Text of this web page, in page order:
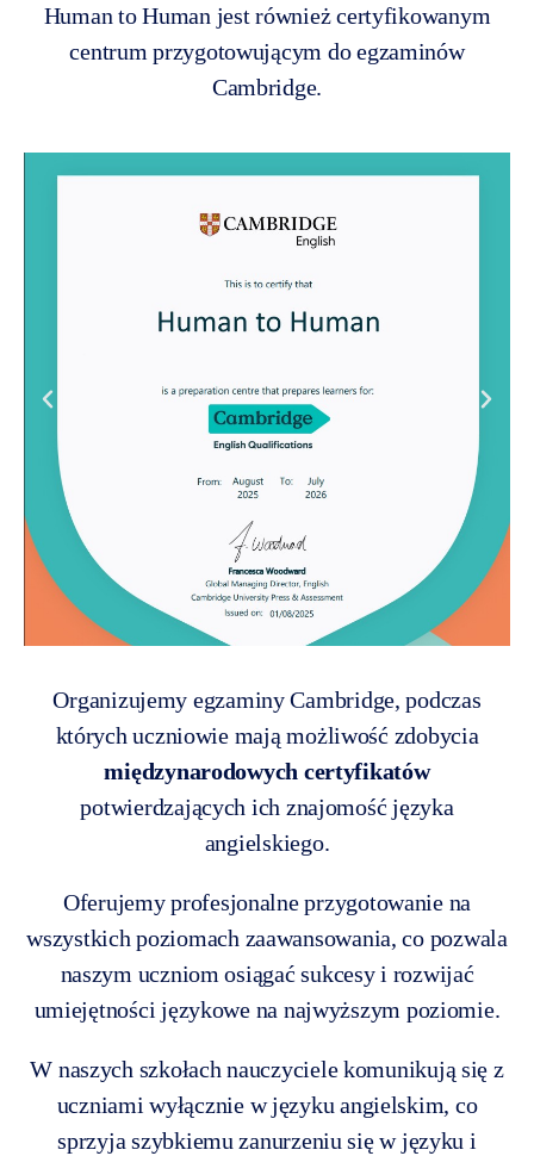
Human to Human jest również certyfikowanym
centrum przygotowującym do egzaminów
Cambridge.
Organizujemy egzaminy Cambridge, podczas
których uczniowie mają możliwość zdobycia
międzynarodowych certyfikatów
potwierdzających ich znajomość języka
angielskiego.
Oferujemy profesjonalne przygotowanie na
wszystkich poziomach zaawansowania, co pozwala
naszym uczniom osiągać sukcesy i rozwijać
umiejętności językowe na najwyższym poziomie.
W naszych szkołach nauczyciele komunikują się z
uczniami wyłącznie w języku angielskim, co
sprzyja szybkiemu zanurzeniu się w języku i